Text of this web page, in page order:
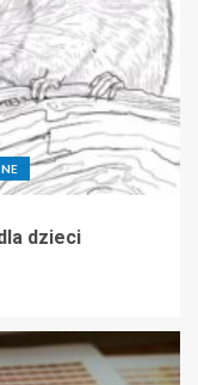
dzieci